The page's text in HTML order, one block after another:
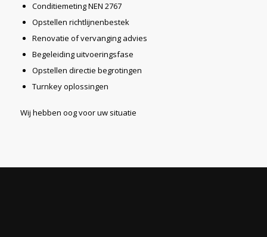
Conditiemeting NEN 2767
Opstellen richtlijnenbestek
Renovatie of vervanging advies
Begeleiding uitvoeringsfase
Opstellen directie begrotingen
Turnkey oplossingen
Wij hebben oog voor uw situatie